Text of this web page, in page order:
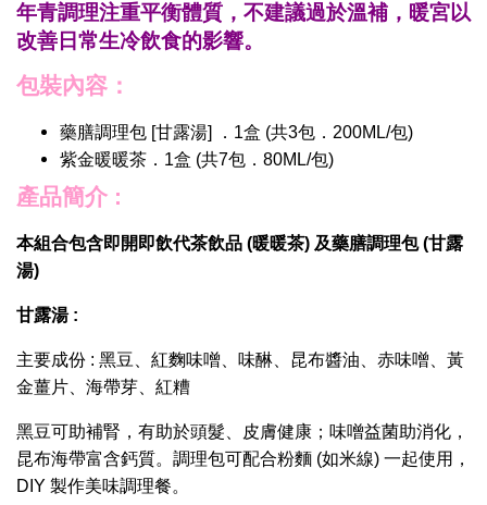
年青調理注重平衡體質，不建議過於溫補，暖宮以
改善日常生冷飲食的影響。
包裝內容：
藥膳調理包 [甘露湯] ．1盒 (共3包．200ML/包)
紫金暖暖茶．1盒 (共7包．80ML/包)
產品簡介 :
本組合包含即開即飲代茶飲品 (暖暖茶) 及藥膳調理包 (甘露
湯)
甘露湯 :
主要成份 : 黑豆、紅麴味噌、味醂、昆布醬油、赤味噌、黃
金薑片、海帶芽、紅糟
黑豆可助補腎，有助於頭髮、皮膚健康；味噌益菌助消化，
昆布海帶富含鈣質。調理包可配合粉麵 (如米線) 一起使用，
DIY 製作美味調理餐。